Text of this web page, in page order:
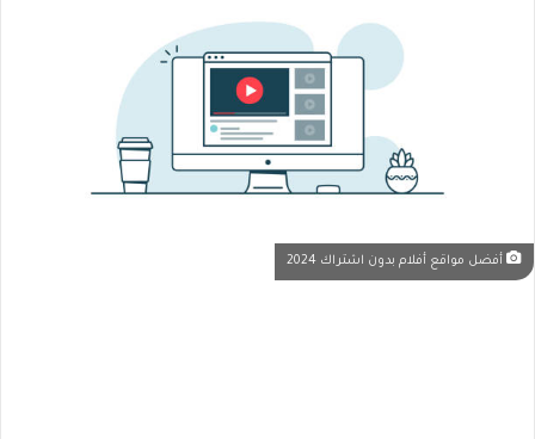
أفضل مواقع أفلام بدون اشتراك 2024